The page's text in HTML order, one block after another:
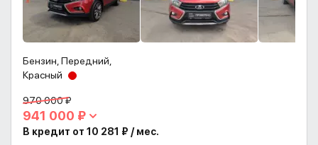
Бензин, Передний,
Красный
970 000 ₽
941 000 ₽
В кредит от 10 281 ₽ / мес.